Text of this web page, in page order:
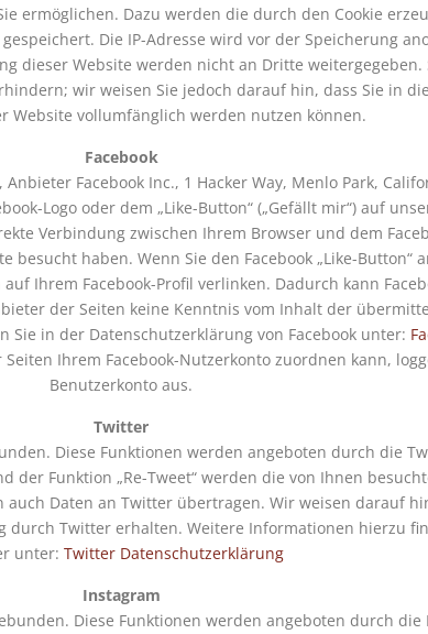
ermöglichen. Dazu werden die durch den Cookie
Die IP-Adresse wird vor der Speicherung
dieser Website werden nicht an Dritte weitergegeben.
wir weisen Sie jedoch darauf hin, dass Sie in
Website vollumfänglich werden nutzen können.
Facebook
Facebook Inc., 1 Hacker Way, Menlo Park,
Logo oder dem „Like-Button“ („Gefällt mir“) auf
Verbindung zwischen Ihrem Browser und dem
haben. Wenn Sie den Facebook „Like-Button“
Ihrem Facebook-Profil verlinken. Dadurch kann
der Seiten keine Kenntnis vom Inhalt der
in der Datenschutzerklärung von Facebook unter:
Ihrem Facebook-Nutzerkonto zuordnen kann,
Benutzerkonto aus.
Twitter
Diese Funktionen werden angeboten durch die
der Funktion „Re-Tweet“ werden die von Ihnen
Daten an Twitter übertragen. Wir weisen darauf
Twitter erhalten. Weitere Informationen hierzu
unter: Twitter Datenschutzerklärung
Instagram
Diese Funktionen werden angeboten durch die